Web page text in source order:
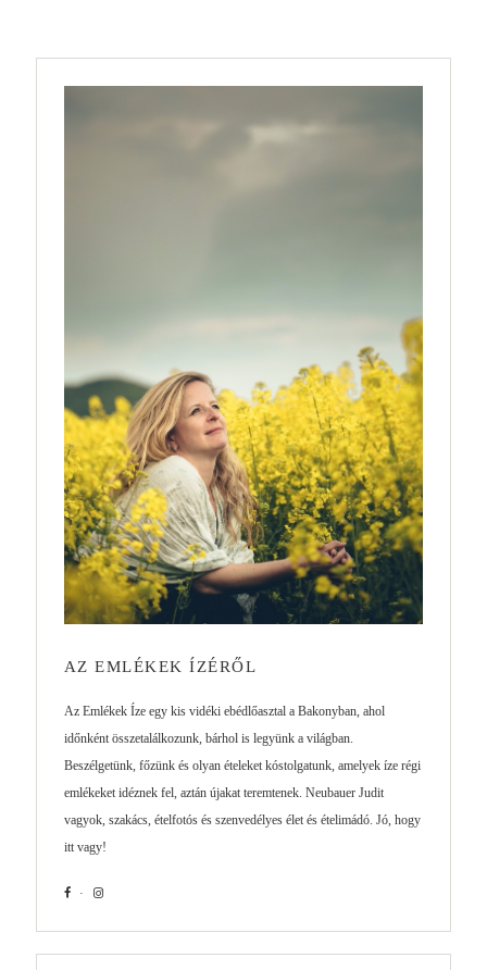
AZ EMLÉKEK ÍZÉRŐL
Az Emlékek Íze egy kis vidéki ebédlőasztal a Bakonyban, ahol
időnként összetalálkozunk, bárhol is legyünk a világban.
Beszélgetünk, főzünk és olyan ételeket kóstolgatunk, amelyek íze régi
emlékeket idéznek fel, aztán újakat teremtenek. Neubauer Judit
vagyok, szakács, ételfotós és szenvedélyes élet és ételimádó. Jó, hogy
itt vagy!